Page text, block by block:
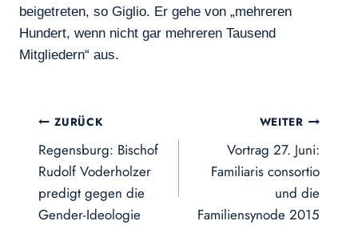
beigetreten, so Giglio. Er gehe von „mehreren
Hundert, wenn nicht gar mehreren Tausend
Mitgliedern“ aus.
Beitragsnavigation
ZURÜCK
Regensburg: Bischof
Rudolf Voderholzer
predigt gegen die
Gender-Ideologie
WEITER
Vortrag 27. Juni:
Familiaris consortio
und die
Familiensynode 2015